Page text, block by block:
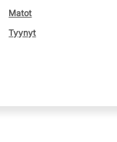
Matot
Tyynyt